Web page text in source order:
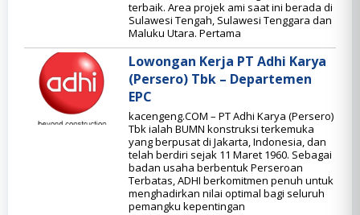
terbaik. Area projek ami saat ini berada di
Sulawesi Tengah, Sulawesi Tenggara dan
Maluku Utara. Pertama
Lowongan Kerja PT Adhi Karya
(Persero) Tbk – Departemen
EPC
kacengeng.COM – PT Adhi Karya (Persero)
Tbk ialah BUMN konstruksi terkemuka
yang berpusat di Jakarta, Indonesia, dan
telah berdiri sejak 11 Maret 1960. Sebagai
badan usaha berbentuk Perseroan
Terbatas, ADHI berkomitmen penuh untuk
menghadirkan nilai optimal bagi seluruh
pemangku kepentingan